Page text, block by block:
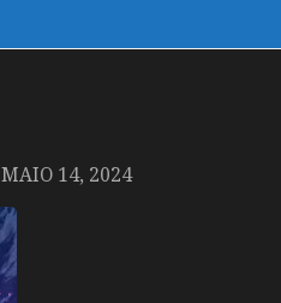
MAIO 14, 2024